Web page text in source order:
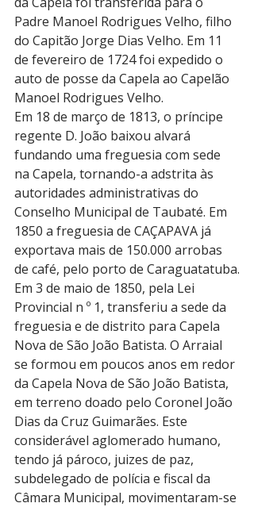
Padre Manoel Rodrigues Velho, filho
do Capitão Jorge Dias Velho. Em 11
de fevereiro de 1724 foi expedido o
auto de posse da Capela ao Capelão
Manoel Rodrigues Velho.
Em 18 de março de 1813, o príncipe
regente D. João baixou alvará
fundando uma freguesia com sede
na Capela, tornando-a adstrita às
autoridades administrativas do
Conselho Municipal de Taubaté. Em
1850 a freguesia de CAÇAPAVA já
exportava mais de 150.000 arrobas
de café, pelo porto de Caraguatatuba.
Em 3 de maio de 1850, pela Lei
Provincial n º 1, transferiu a sede da
freguesia e de distrito para Capela
Nova de São João Batista. O Arraial
se formou em poucos anos em redor
da Capela Nova de São João Batista,
em terreno doado pelo Coronel João
Dias da Cruz Guimarães. Este
considerável aglomerado humano,
tendo já pároco, juizes de paz,
subdelegado de polícia e fiscal da
Câmara Municipal, movimentaram-se